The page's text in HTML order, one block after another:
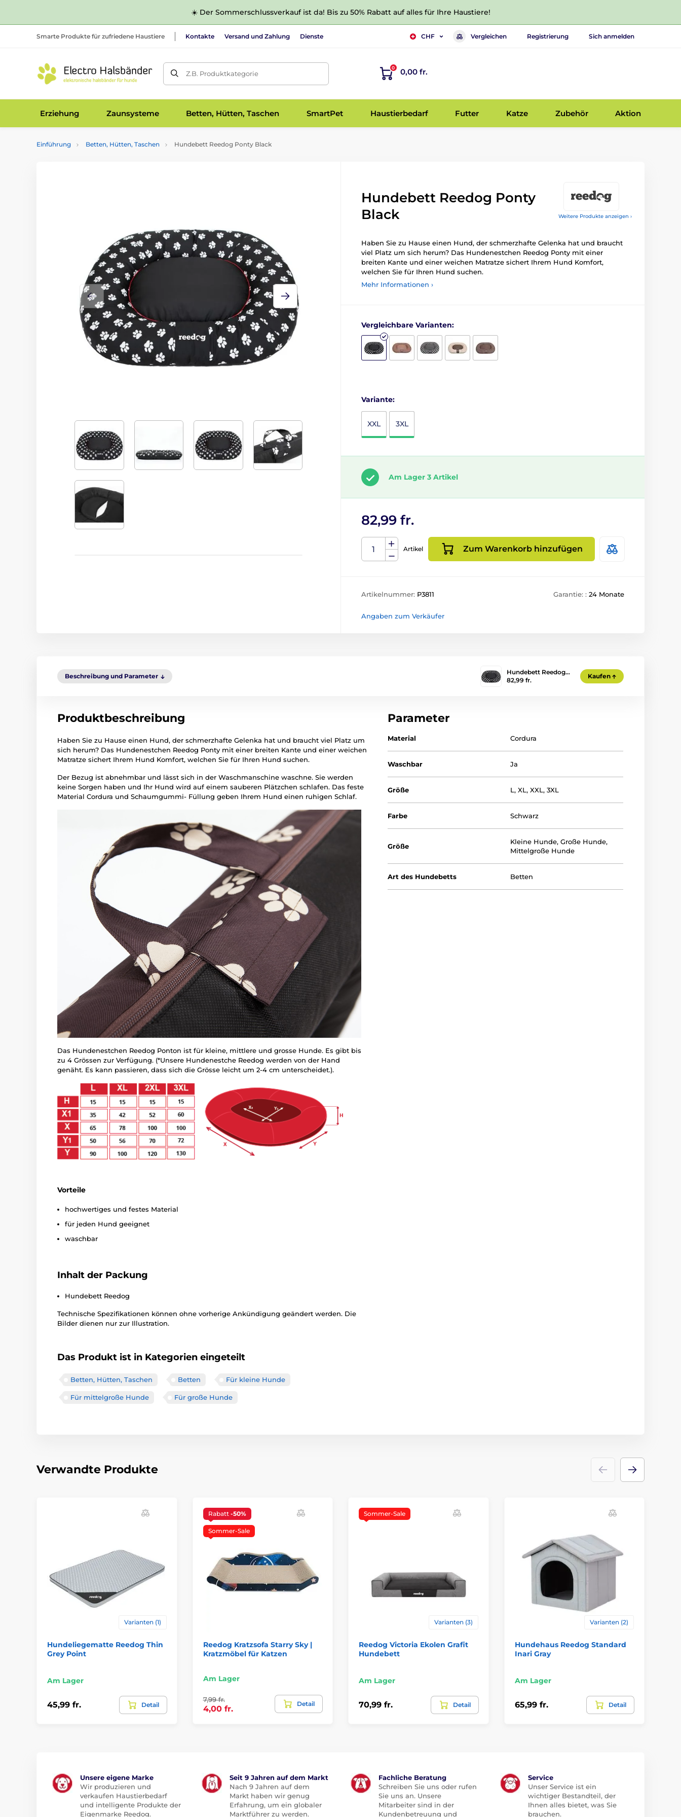
☀️ Der Sommerschlussverkauf ist da! Bis zu 50% Rabatt auf alles für Ihre Haustiere!
Smarte Produkte für zufriedene Haustiere Kontakte Versand und Zahlung Dienste CHF Vergleichen Registrierung Sich anmelden
Z.B. Produktkategorie
0 0,00 fr.
Erziehung Zaunsysteme Betten, Hütten, Taschen SmartPet Haustierbedarf Futter Katze Zubehör Aktion
Einführung Betten, Hütten, Taschen Hundebett Reedog Ponty Black
Weitere Produkte anzeigen ›
Hundebett Reedog Ponty
Black
Haben Sie zu Hause einen Hund, der schmerzhafte Gelenka hat und braucht
viel Platz um sich herum? Das Hundenestchen Reedog Ponty mit einer
breiten Kante und einer weichen Matratze sichert Ihrem Hund Komfort,
welchen Sie für Ihren Hund suchen.
Mehr Informationen ›
Vergleichbare Varianten:
Variante:
XXL 3XL
Am Lager 3 Artikel
82,99 fr.
Artikel Zum Warenkorb hinzufügen
Artikelnummer: P3811 Garantie: : 24 Monate
Angaben zum Verkäufer
Beschreibung und Parameter
Hundebett Reedog…
82,99 fr.
Kaufen
Produktbeschreibung
Haben Sie zu Hause einen Hund, der schmerzhafte Gelenka hat und braucht viel Platz um
sich herum? Das Hundenestchen Reedog Ponty mit einer breiten Kante und einer weichen
Matratze sichert Ihrem Hund Komfort, welchen Sie für Ihren Hund suchen.
Der Bezug ist abnehmbar und lässt sich in der Waschmanschine waschne. Sie werden
keine Sorgen haben und Ihr Hund wird auf einem sauberen Plätzchen schlafen. Das feste
Material Cordura und Schaumgummi- Füllung geben Ihrem Hund einen ruhigen Schlaf.
Das Hundenestchen Reedog Ponton ist für kleine, mittlere und grosse Hunde. Es gibt bis
zu 4 Grössen zur Verfügung. (*Unsere Hundenestche Reedog werden von der Hand
genäht. Es kann passieren, dass sich die Grösse leicht um 2-4 cm unterscheidet.).
Vorteile
hochwertiges und festes Material
für jeden Hund geeignet
waschbar
Inhalt der Packung
Hundebett Reedog
Technische Spezifikationen können ohne vorherige Ankündigung geändert werden. Die
Bilder dienen nur zur Illustration.
Das Produkt ist in Kategorien eingeteilt
Betten, Hütten, Taschen Betten Für kleine Hunde
Für mittelgroße Hunde Für große Hunde
Parameter
Material Cordura
Waschbar Ja
Größe L,XL,XXL,3XL
Farbe Schwarz
Größe
Kleine Hunde,Große Hunde,
Mittelgroße Hunde
Art des Hundebetts Betten
Verwandte Produkte
Varianten (1)
Hundeliegematte Reedog Thin
Grey Point
Am Lager
45,99 fr. Detail
Rabatt -50%
Sommer-Sale
Reedog Kratzsofa Starry Sky |
Kratzmöbel für Katzen
Am Lager
7,99 fr.
4,00 fr.
Detail
Sommer-Sale
Varianten (3)
Reedog Victoria Ekolen Grafit
Hundebett
Am Lager
70,99 fr. Detail
Varianten (2)
Hundehaus Reedog Standard
Inari Gray
Am Lager
65,99 fr. Detail
Unsere eigene Marke
Wir produzieren und
verkaufen Haustierbedarf
und intelligente Produkte der
Eigenmarke Reedog.
Seit 9 Jahren auf dem Markt
Nach 9 Jahren auf dem
Markt haben wir genug
Erfahrung, um ein globaler
Marktführer zu werden.
Fachliche Beratung
Schreiben Sie uns oder rufen
Sie uns an. Unsere
Mitarbeiter sind in der
Kundenbetreuung und
Service
Unser Service ist ein
wichtiger Bestandteil, der
Ihnen alles bietet, was Sie
brauchen.